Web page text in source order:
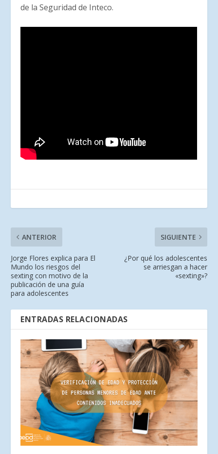
de la Seguridad de Inteco.
ANTERIOR
Jorge Flores explica para El
Mundo los riesgos del
sexting con motivo de la
publicación de una guía
para adolescentes
SIGUIENTE
¿Por qué los adolescentes
se arriesgan a hacer
«sexting»?
ENTRADAS RELACIONADAS